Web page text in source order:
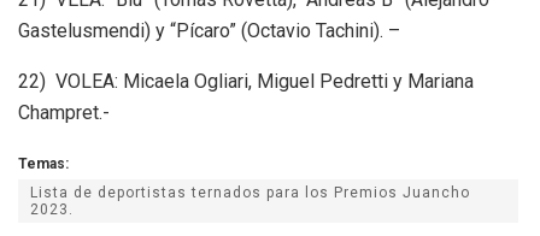
Gastelusmendi) y “Pícaro” (Octavio Tachini). –
22) VOLEA: Micaela Ogliari, Miguel Pedretti y Mariana
Champret.-
Temas:
Lista de deportistas ternados para los Premios Juancho
2023.